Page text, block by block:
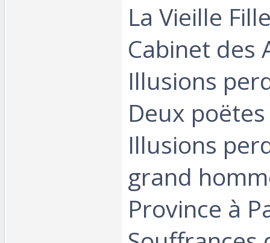
La Vieille
Cabinet des
Illusions
Deux poëtes
Illusions
grand
Province à